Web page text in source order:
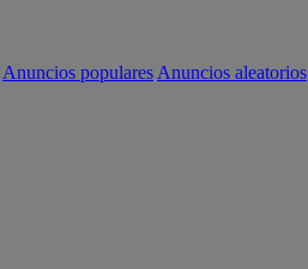
Anuncios populares Anuncios aleatorios